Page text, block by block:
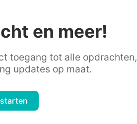
en meer!
toegang tot alle opdrachten,
updates op maat.